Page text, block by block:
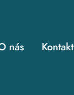
nás Kontakt